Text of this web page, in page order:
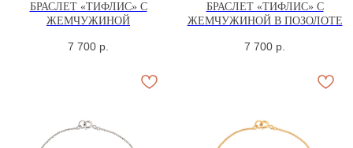
БРАСЛЕТ «ТИФЛИС» С
ЖЕМЧУЖИНОЙ
7 700 р.
БРАСЛЕТ «ТИФЛИС» С
ЖЕМЧУЖИНОЙ В ПОЗОЛОТЕ
7 700 р.